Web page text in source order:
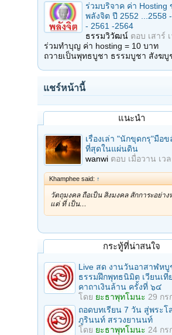
ร่วมบริจาค ค่า Hosting
พลังจิต ปี 2552 ...2558
- 2561 -2564
ธรรมวิวัฒน์ ตอบ เสาร์
ร่วมทำบุญ ค่า hosting = 10 บาท
ถวายเป็นพุทธบูชา ธรรมบูชา สังฆบู
แชร์หน้านี้
แนะนำ
เรื่องเล่า "นักขุดกรุ"มือข
ที่สุดในแผ่นดิน
wanwi ตอบ เมื่อวาน เว
Khamphee said: ↑
วัตถุมงคล ถือเป็น สิ่งมงคล สักการะอย่าง
แต่ ที่ เป็น…
กระทู้ที่น่าสนใจ
Live สด งานวันอาสาฬห
ธรรมฝึกพุทธนิมิต เวียนเที
คาถาเงินล้าน ครั้งที่ ๖๔
โดย ยะธาพุทโมนะ 29 กร
ถอดบทเรียน 7 วัน สู่พระ
ภูรินนท์ สรวงยานนท์
โดย ยะธาพุทโมนะ 24 กร